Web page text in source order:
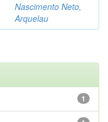
Nascimento Neto,
Arquelau
1